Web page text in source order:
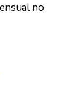
no